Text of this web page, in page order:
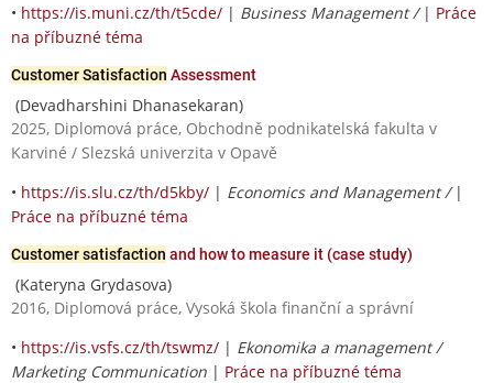
• https://is.muni.cz/th/t5cde/ | Business Management / | Práce
na příbuzné téma
Customer Satisfaction Assessment
(Devadharshini Dhanasekaran)
2025, Diplomová práce, Obchodně podnikatelská fakulta v
Karviné / Slezská univerzita v Opavě
• https://is.slu.cz/th/d5kby/ | Economics and Management / |
Práce na příbuzné téma
Customer satisfaction and how to measure it (case study)
(Kateryna Grydasova)
2016, Diplomová práce, Vysoká škola finanční a správní
• https://is.vsfs.cz/th/tswmz/ | Ekonomika a management /
Marketing Communication | Práce na příbuzné téma